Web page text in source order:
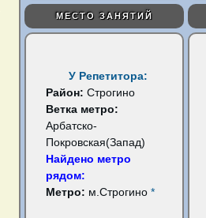
МЕСТО ЗАНЯТИЙ
У Репетитора:
Район:Строгино
Ветка метро:
Арбатско-
Покровская(Запад)
Найдено метро
рядом:
Метро: м.Строгино*